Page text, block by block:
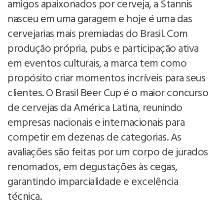
amigos apaixonados por cerveja, a Stannis
nasceu em uma garagem e hoje é uma das
cervejarias mais premiadas do Brasil. Com
produção própria, pubs e participação ativa
em eventos culturais, a marca tem como
propósito criar momentos incríveis para seus
clientes. O Brasil Beer Cup é o maior concurso
de cervejas da América Latina, reunindo
empresas nacionais e internacionais para
competir em dezenas de categorias. As
avaliações são feitas por um corpo de jurados
renomados, em degustações às cegas,
garantindo imparcialidade e excelência
técnica.